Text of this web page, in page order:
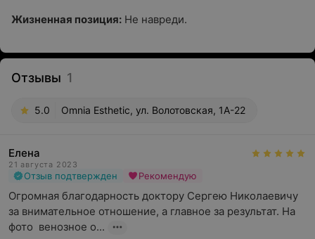
Жизненная позиция: Не навреди.
Отзывы 1
5.0 Omnia Esthetic, ул. Волотовская, 1А-22
Елена
21 августа 2023
Отзыв подтвержден Рекомендую
Огромная благодарность доктору Сергею Николаевичу
за внимательное отношение, а главное за результат. На
фото  венозное о...